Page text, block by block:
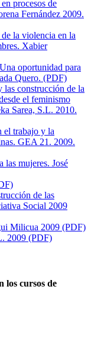
procesos de
Fernández 2009.
la violencia en la
Xabier
oportunidad para
Quero. (PDF)
las construcción de la
el feminismo
Sarea, S.L. 2010.
el trabajo y la
GEA 21. 2009.
las mujeres. José
de las
Social 2009
Milicua 2009 (PDF)
2009 (PDF)
los cursos de